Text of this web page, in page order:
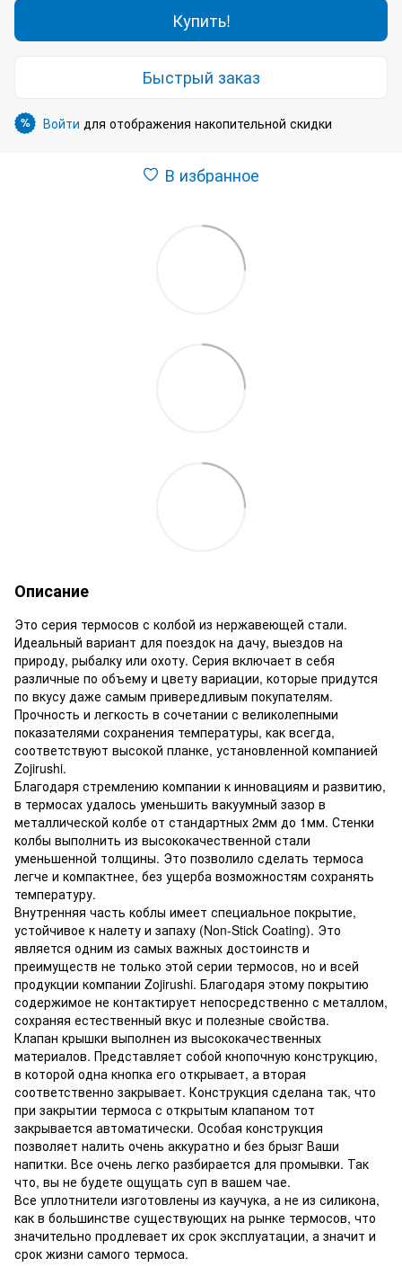
Купить!
Быстрый заказ
% Войти для отображения накопительной скидки
В избранное
Описание
Это серия термосов с колбой из нержавеющей стали.
Идеальный вариант для поездок на дачу, выездов на
природу, рыбалку или охоту. Серия включает в себя
различные по объему и цвету вариации, которые придутся
по вкусу даже самым привередливым покупателям.
Прочность и легкость в сочетании с великолепными
показателями сохранения температуры, как всегда,
соответствуют высокой планке, установленной компанией
Zojirushi.
Благодаря стремлению компании к инновациям и развитию,
в термосах удалось уменьшить вакуумный зазор в
металлической колбе от стандартных 2мм до 1мм. Стенки
колбы выполнить из высококачественной стали
уменьшенной толщины. Это позволило сделать термоса
легче и компактнее, без ущерба возможностям сохранять
температуру.
Внутренняя часть коблы имеет специальное покрытие,
устойчивое к налету и запаху (Non-Stick Coating). Это
является одним из самых важных достоинств и
преимуществ не только этой серии термосов, но и всей
продукции компании Zojirushi. Благодаря этому покрытию
содержимое не контактирует непосредственно с металлом,
сохраняя естественный вкус и полезные свойства.
Клапан крышки выполнен из высококачественных
материалов. Представляет собой кнопочную конструкцию,
в которой одна кнопка его открывает, а вторая
соответственно закрывает. Конструкция сделана так, что
при закрытии термоса с открытым клапаном тот
закрывается автоматически. Особая конструкция
позволяет налить очень аккуратно и без брызг Ваши
напитки. Все очень легко разбирается для промывки. Так
что, вы не будете ощущать суп в вашем чае.
Все уплотнители изготовлены из каучука, а не из силикона,
как в большинстве существующих на рынке термосов, что
значительно продлевает их срок эксплуатации, а значит и
срок жизни самого термоса.